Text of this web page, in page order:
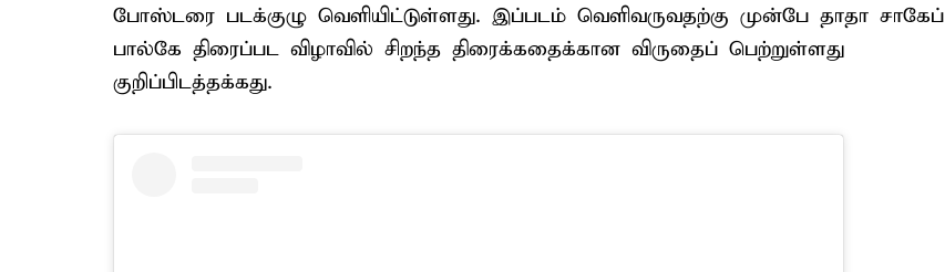
போஸ்டரை படக்குழு வெளியிட்டுள்ளது. இப்​படம் வெளிவரு​வதற்கு முன்பே தாதா​ சாகேப்
பால்கே திரைப்பட விழா​வில் சிறந்த திரைக்​கதைக்​கான விருதைப் பெற்​றுள்​ளது
குறிப்பிடத்தக்கது.